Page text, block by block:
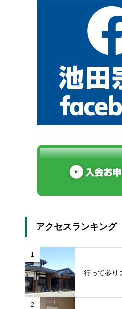
アクセスランキング
1
行って参り
2